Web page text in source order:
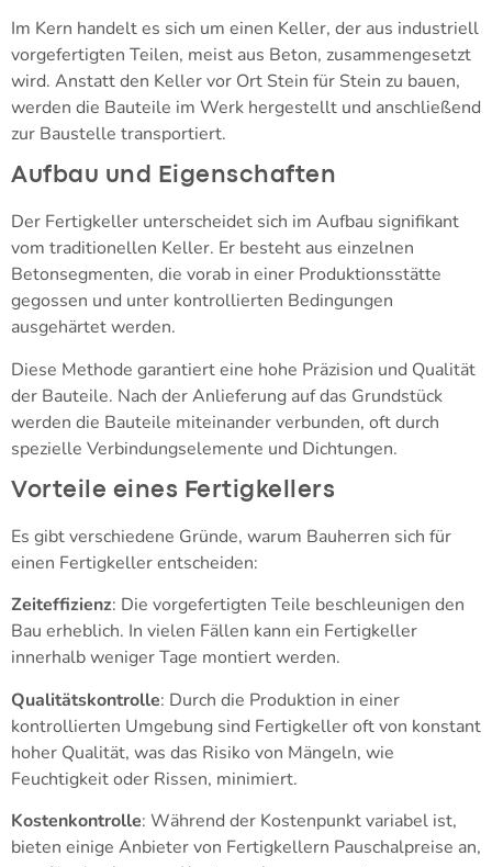
Im Kern handelt es sich um einen Keller, der aus industriell
vorgefertigten Teilen, meist aus Beton, zusammengesetzt
wird. Anstatt den Keller vor Ort Stein für Stein zu bauen,
werden die Bauteile im Werk hergestellt und anschließend
zur Baustelle transportiert.
Aufbau und Eigenschaften
Der Fertigkeller unterscheidet sich im Aufbau signifikant
vom traditionellen Keller. Er besteht aus einzelnen
Betonsegmenten, die vorab in einer Produktionsstätte
gegossen und unter kontrollierten Bedingungen
ausgehärtet werden.
Diese Methode garantiert eine hohe Präzision und Qualität
der Bauteile. Nach der Anlieferung auf das Grundstück
werden die Bauteile miteinander verbunden, oft durch
spezielle Verbindungselemente und Dichtungen.
Vorteile eines Fertigkellers
Es gibt verschiedene Gründe, warum Bauherren sich für
einen Fertigkeller entscheiden:
Zeiteffizienz: Die vorgefertigten Teile beschleunigen den
Bau erheblich. In vielen Fällen kann ein Fertigkeller
innerhalb weniger Tage montiert werden.
Qualitätskontrolle: Durch die Produktion in einer
kontrollierten Umgebung sind Fertigkeller oft von konstant
hoher Qualität, was das Risiko von Mängeln, wie
Feuchtigkeit oder Rissen, minimiert.
Kostenkontrolle: Während der Kostenpunkt variabel ist,
bieten einige Anbieter von Fertigkellern Pauschalpreise an,